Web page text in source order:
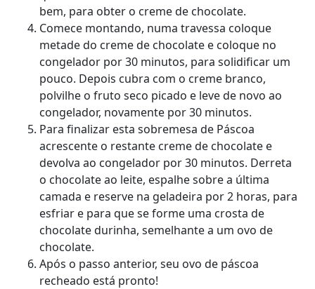
bem, para obter o creme de chocolate.
Comece montando, numa travessa coloque
metade do creme de chocolate e coloque no
congelador por 30 minutos, para solidificar um
pouco. Depois cubra com o creme branco,
polvilhe o fruto seco picado e leve de novo ao
congelador, novamente por 30 minutos.
Para finalizar esta sobremesa de Páscoa
acrescente o restante creme de chocolate e
devolva ao congelador por 30 minutos. Derreta
o chocolate ao leite, espalhe sobre a última
camada e reserve na geladeira por 2 horas, para
esfriar e para que se forme uma crosta de
chocolate durinha, semelhante a um ovo de
chocolate.
Após o passo anterior, seu ovo de páscoa
recheado está pronto!